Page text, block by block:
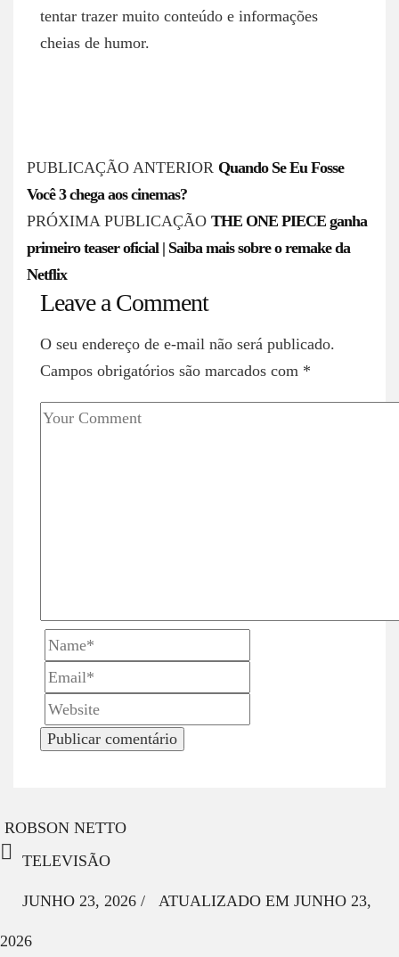
tentar trazer muito conteúdo e informações
cheias de humor.
P
o
s
t
n
PUBLICAÇÃO ANTERIOR Quando Se Eu Fosse
Você 3 chega aos cinemas?
PRÓXIMA PUBLICAÇÃO THE ONE PIECE ganha
primeiro teaser oficial | Saiba mais sobre o remake da
Netflix
Leave a Comment
O seu endereço de e-mail não será publicado.
Campos obrigatórios são marcados com *
ROBSON NETTO
TELEVISÃO
JUNHO 23, 2026 / ATUALIZADO EM JUNHO 23,
2026